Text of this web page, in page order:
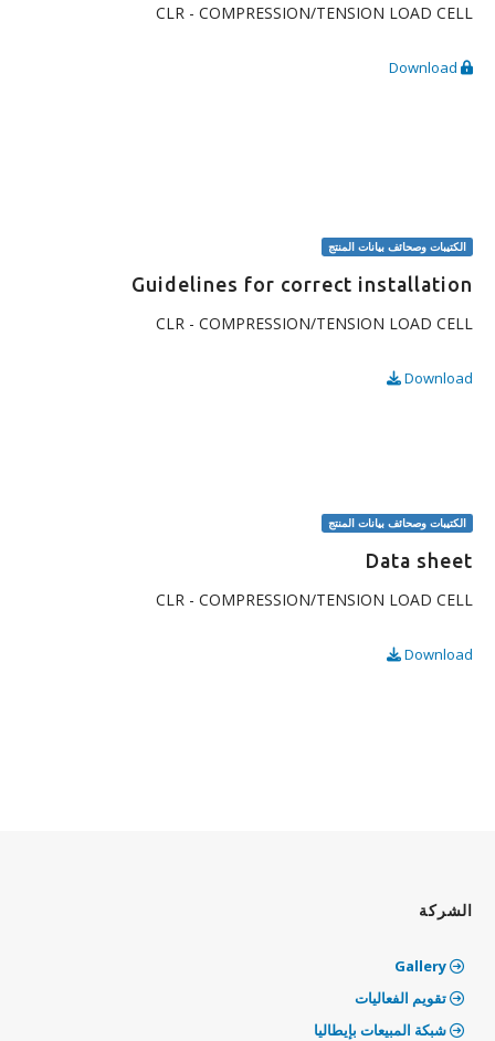
CLR - COMPRESSION/TENSION LOAD CELL
الكتيبات وصحائف بيانات المنتج
Guidelines for correct installation
CLR - COMPRESSION/TENSION LOAD CELL
Download
الكتيبات وصحائف بيانات المنتج
Data sheet
CLR - COMPRESSION/TENSION LOAD CELL
Download
الشركة
تقويم الفعاليات
شبكة المبيعات بإيطاليا